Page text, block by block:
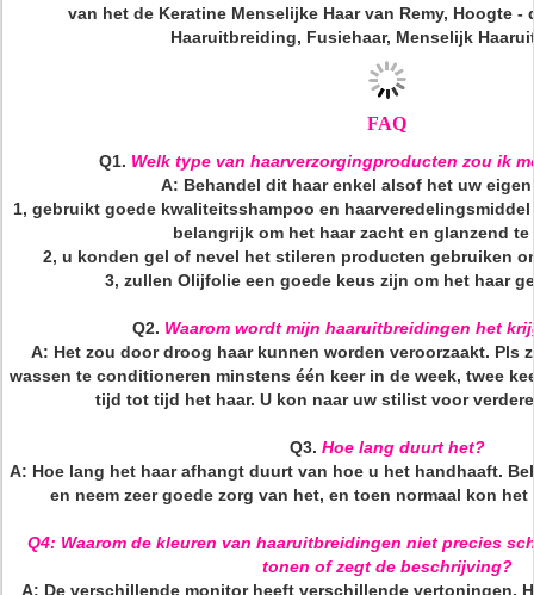
van het de Keratine Menselijke Haar van Remy, Hoogte -
Haaruitbreiding, Fusiehaar, Menselijk
FAQ
Q1. Welk type van haarverzorgingproducten zou ik
A: Behandel dit haar enkel alsof het uw eigen
1, gebruikt goede kwaliteitsshampoo en
belangrijk om het haar zacht en glanzend
2, u konden gel of nevel het stileren producten gebruiken
3, zullen Olijfolie een goede keus zijn om het haar
Q2. Waarom wordt mijn haaruitbreidingen het
A: Het zou door droog haar kunnen worden veroorzaakt. Pls
wassen te conditioneren minstens één keer in de week, twee
tijd tot tijd het haar. U kon naar uw stilist voor
Q3. Hoe lang duurt het?
A: Hoe lang het haar afhangt duurt van hoe u het handhaaft.
en neem zeer goede zorg van het, en toen normaal kon
Q4: Waarom de kleuren van haaruitbreidingen niet precies
tonen of zegt de beschrijving?
A: De verschillende monitor heeft verschillende vertoningen.